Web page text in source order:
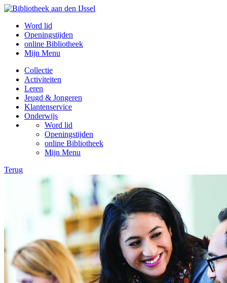
Word lid
Openingstijden
online Bibliotheek
Mijn Menu
Collectie
Activiteiten
Leren
Jeugd & Jongeren
Klantenservice
Onderwijs
Word lid
Openingstijden
online Bibliotheek
Mijn Menu
Terug